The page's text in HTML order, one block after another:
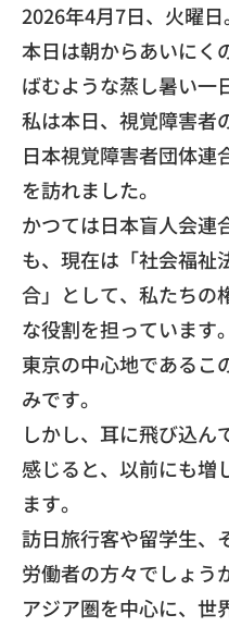
​2026年4月7日、火曜日
本日は朝からあいにく
ばむような蒸し暑い一
私は本日、視覚障害者
日本視覚障害者団体連
を訪れました。
かつては日本盲人会連
も、現在は「社会福祉
合」として、 私たちの
な役割を担っています。
東京の中心地であるこ
みです。
しかし、耳に飛び込ん
感じると、 以前にも増
ます。
訪日旅行客や留学生、
労働者の方々でしょう
アジア圏を中心に、 世